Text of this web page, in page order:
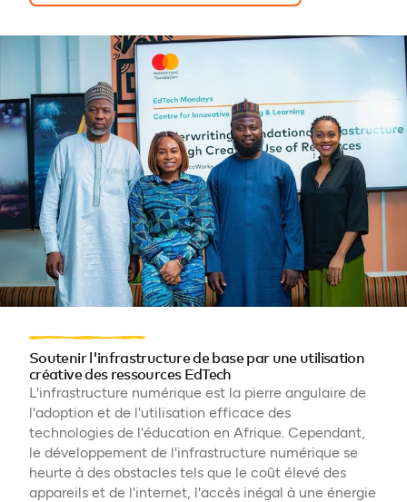
Soutenir l'infrastructure de base par une utilisation
créative des ressources EdTech
L'infrastructure numérique est la pierre angulaire de
l'adoption et de l'utilisation efficace des
technologies de l'éducation en Afrique. Cependant,
le développement de l'infrastructure numérique se
heurte à des obstacles tels que le coût élevé des
appareils et de l'internet, l'accès inégal à une énergie